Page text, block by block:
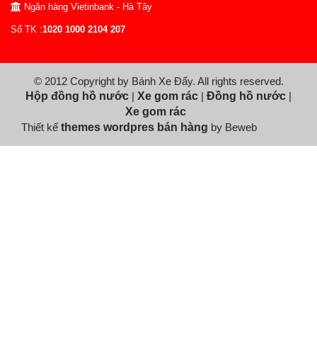
Ngân hàng Vietinbank - Hà Tây
Số TK :1020 1000 2104 207
© 2012 Copyright by Bánh Xe Đẩy. All rights reserved.
Hộp đồng hồ nước | Xe gom rác | Đồng hồ nước |
Xe gom rác
Thiết kế themes wordpres bán hàng by Beweb